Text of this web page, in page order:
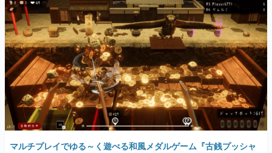
マルチプレイでゆる～く遊べる和風メダルゲーム『古銭プッシャ